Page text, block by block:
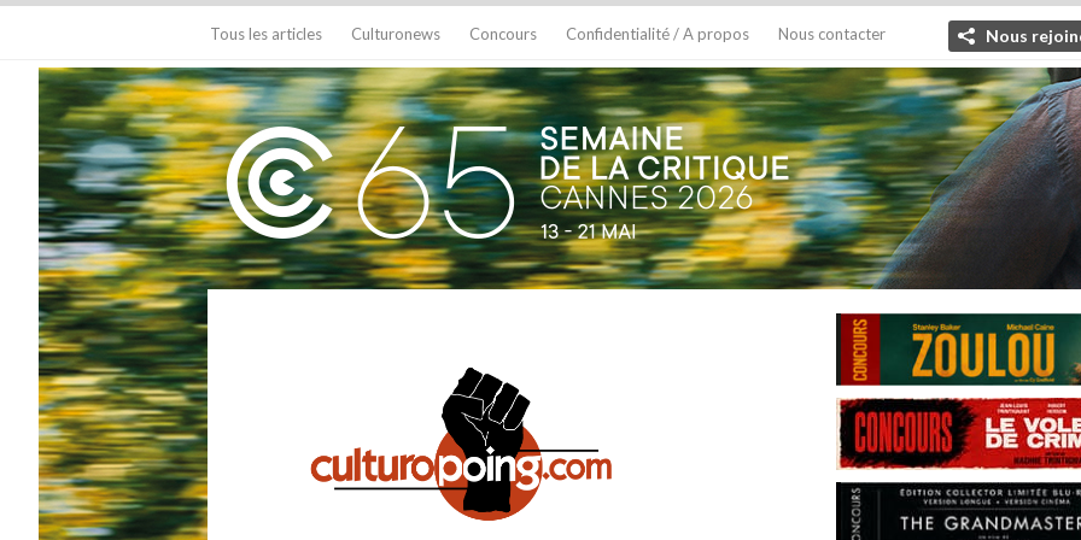
Tous les articles Culturonews Concours Confidentialité / A propos Nous contacter Nous